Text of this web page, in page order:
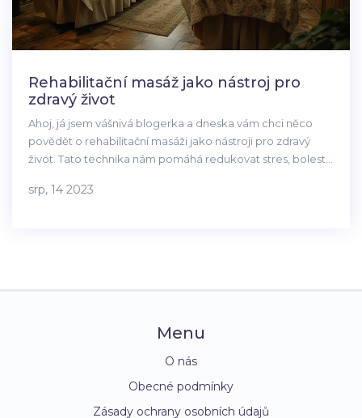
Rehabilitační masáž jako nástroj pro
zdravý život
Ahoj, já jsem vášnivá blogerka a dneska vám chci něco
povědět o rehabilitační masáži jako nástroji pro zdravý
život. Tato technika nám pomáhá redukovat stres, bolest
celkovou pohodu. Rehabilitační masáž také může
srp, 14 2023
Menu
O nás
Obecné podmínky
Zásady ochrany osobních údajů